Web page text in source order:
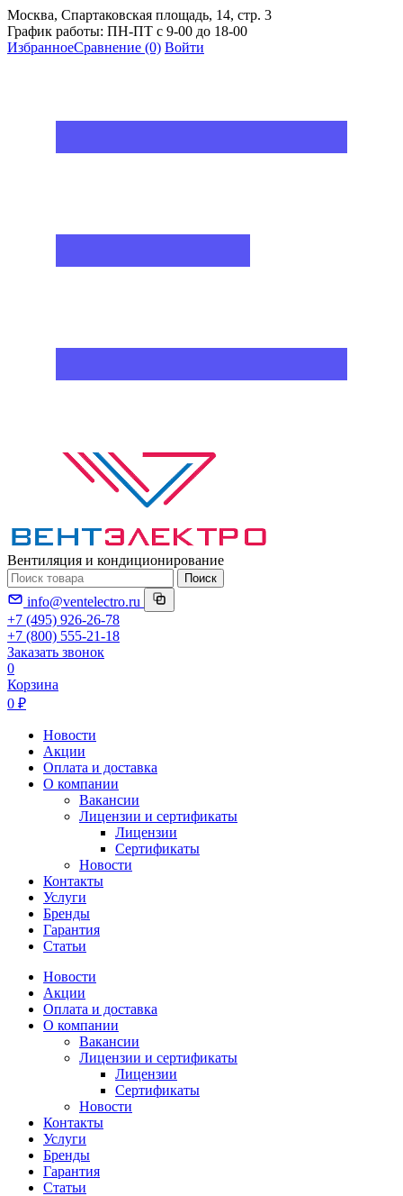
Москва, Спартаковская площадь, 14, стр. 3
График работы: ПН-ПТ с 9-00 до 18-00
ИзбранноеСравнение (0) Войти
Вентиляция и кондиционирование
Поиск
info@ventelectro.ru
+7 (495) 926-26-78
+7 (800) 555-21-18
Заказать звонок
0
Корзина
0 ₽
Новости
Акции
Оплата и доставка
О компании
Вакансии
Лицензии и сертификаты
Лицензии
Сертификаты
Новости
Контакты
Услуги
Бренды
Гарантия
Статьи
Новости
Акции
Оплата и доставка
О компании
Вакансии
Лицензии и сертификаты
Лицензии
Сертификаты
Новости
Контакты
Услуги
Бренды
Гарантия
Статьи